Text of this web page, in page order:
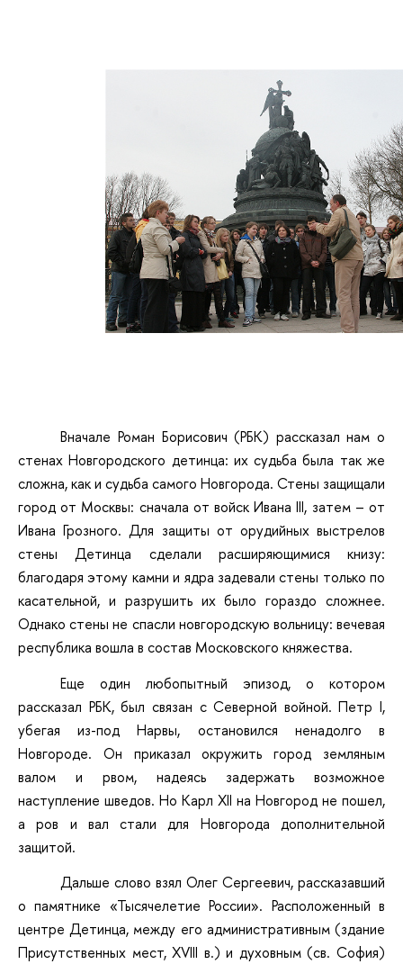
Вначале Роман Борисович (РБК) рассказал нам о
стенах Новгородского детинца: их судьба была так же
сложна, как и судьба самого Новгорода. Стены защищали
город от Москвы: сначала от войск Ивана III, затем – от
Ивана Грозного. Для защиты от орудийных выстрелов
стены Детинца сделали расширяющимися книзу:
благодаря этому камни и ядра задевали стены только по
касательной, и разрушить их было гораздо сложнее.
Однако стены не спасли новгородскую вольницу: вечевая
республика вошла в состав Московского княжества.
Еще один любопытный эпизод, о котором
рассказал РБК, был связан с Северной войной. Петр I,
убегая из-под Нарвы, остановился ненадолго в
Новгороде. Он приказал окружить город земляным
валом и рвом, надеясь задержать возможное
наступление шведов. Но Карл XII на Новгород не пошел,
а ров и вал стали для Новгорода дополнительной
защитой.
Дальше слово взял Олег Сергеевич, рассказавший
о памятнике «Тысячелетие России». Расположенный в
центре Детинца, между его административным (здание
Присутственных мест, XVIII в.) и духовным (св. София)